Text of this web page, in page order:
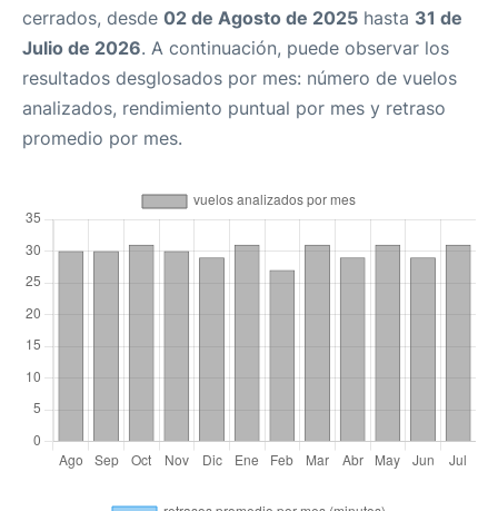
cerrados, desde 02 de Agosto de 2025 hasta 31 de
Julio de 2026. A continuación, puede observar los
resultados desglosados por mes: número de vuelos
analizados, rendimiento puntual por mes y retraso
promedio por mes.